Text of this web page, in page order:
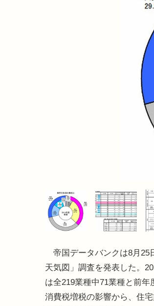
帝国データバンクは8月25
天気図」調査を発表した。
は全219業種中71業種と前年
消費税増税の影響から、住